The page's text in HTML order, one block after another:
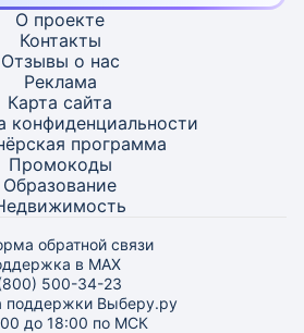
О проекте
Контакты
Отзывы о нас
Реклама
Карта сайта
конфиденциальности
программа
Промокоды
Образование
обратной связи
в MAX
500-34-23
поддержки Выберу.ру
до 18:00 по МСК